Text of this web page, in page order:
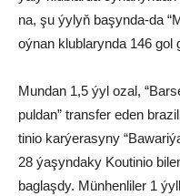
na, şu ýy­lyň ba­şyn­da-da
oý­nan klub­la­ryn­da 146 gol
Mun­dan 1,5 ýyl ozal,
pul­dan” trans­fer eden
ti­nio kar­ýe­ra­sy­ny
28 ýa­şyn­da­ky Kou­ti­nio
bag­laş­dy. Mün­hen­li­ler 1